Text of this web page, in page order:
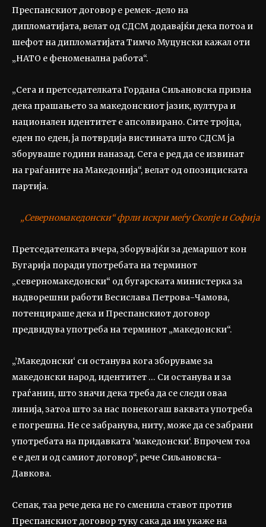
Преспанскиот договор е ремек-дело на
дипломатијата, велат од СДСМ додавајќи дека потоа и
шефот на дипломатијата Тимчо Муцунски кажал оти
„НАТО е феноменална работа“.
„Сега и претседателката Гордана Сиљановска призна
дека прашањето за македонскиот јазик, култура и
национален идентитет е апсолвирано. Сите тројца,
еден по еден, ја потврдија вистината што СДСМ ја
зборуваше години наназад. Сега е ред да се извинат
на граѓаните на Македонија“, велат од опозициската
партија.
„Северномакедонски“ фрли искри меѓу Скопје и Софија
Претседателката вчера, зборувајќи за демаршот кон
Бугарија поради употребата на терминот
„северномакедонски“ од бугарската министерка за
надворешни работи Весислава Петрова-Чамова,
потенцираше дека и Преспанскиот договор
предвидува употреба на терминот „македонски“.
„’Македонски‘ си останува кога зборуваме за
македонски народ, идентитет … Си останува и за
граѓанин, што значи дека треба да се следи оваа
линија, затоа што за нас понекогаш ваквата употреба
е погрешна. Не се забранува, ниту, може да се забрани
употребата на придавката ’македонски‘. Впрочем тоа
е е дел и од самиот договор“, рече Сиљановска-
Давкова.
Сепак, таа рече дека не го сменила ставот против
Преспанскиот договор туку сака да им укаже на